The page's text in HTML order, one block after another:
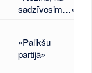
sadzīvosim…»
«Palikšu
partijā»